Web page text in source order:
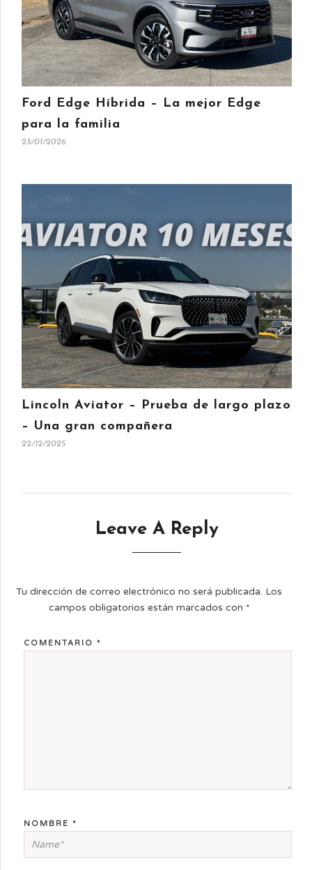
Ford Edge Híbrida – La mejor Edge
para la familia
23/01/2026
Lincoln Aviator – Prueba de largo plazo
– Una gran compañera
22/12/2025
Leave A Reply
Tu dirección de correo electrónico no será publicada. Los
campos obligatorios están marcados con *
COMENTARIO *
NOMBRE *